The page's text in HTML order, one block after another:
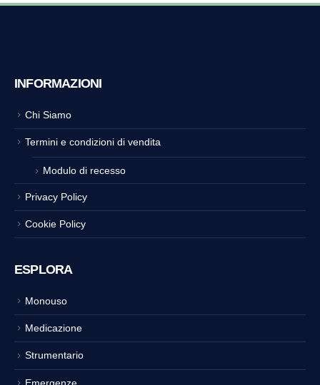
INFORMAZIONI
Chi Siamo
Termini e condizioni di vendita
Modulo di recesso
Privacy Policy
Cookie Policy
ESPLORA
Monouso
Medicazione
Strumentario
Emergenze